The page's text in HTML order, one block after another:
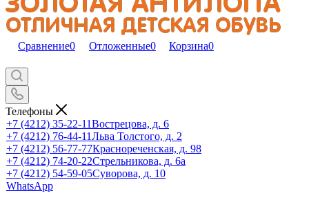
Сравнение0 Отложенные0 Корзина0
Телефоны
+7 (4212) 35-22-11Вострецова, д. 6
+7 (4212) 76-44-11Льва Толстого, д. 2
+7 (4212) 56-77-77Краснореченская, д. 98
+7 (4212) 74-20-22Стрельникова, д. 6а
+7 (4212) 54-59-05Суворова, д. 10
WhatsApp